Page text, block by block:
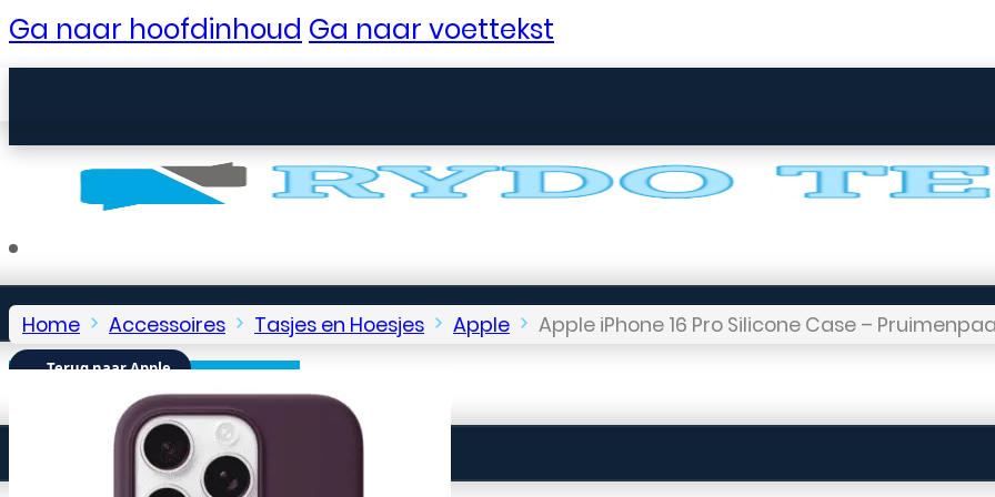
Ga naar hoofdinhoud Ga naar voettekst
Seniorentelefoons
Home Accessoires Tasjes en Hoesjes Apple Apple iPhone 16 Pro Silicone Case –
← Terug naar Apple